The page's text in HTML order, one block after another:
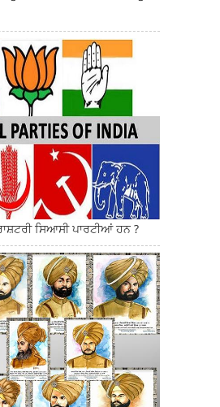
ਸਿਆਸੀ ਪਾਰਟੀਆਂ ਹਨ ?